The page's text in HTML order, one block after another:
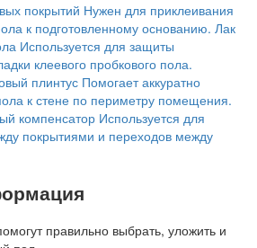
покрытий Нужен для приклеивания
к подготовленному основанию. Лак
Используется для защиты
клеевого пробкового пола.
плинтус Помогает аккуратно
к стене по периметру помещения.
компенсатор Используется для
покрытиями и переходов между
правильно выбрать, уложить и